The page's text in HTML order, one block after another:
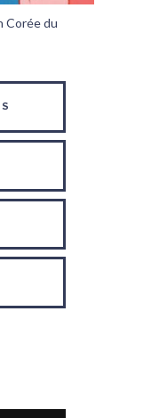
Corée du